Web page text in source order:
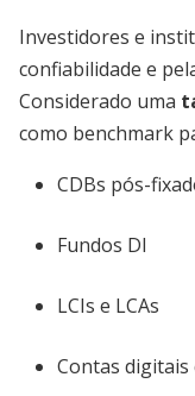
Investidores e
confiabilidade e
Considerado uma
como benchmark
CDBs pós-
Fundos DI
LCIs e LCAs
Contas